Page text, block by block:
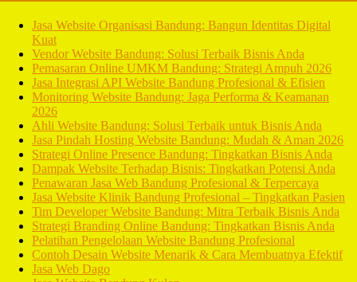
Jasa Website Organisasi Bandung: Bangun Identitas Digital
Kuat
Vendor Website Bandung: Solusi Terbaik Bisnis Anda
Pemasaran Online UMKM Bandung: Strategi Ampuh 2026
Jasa Integrasi API Website Bandung Profesional & Efisien
Monitoring Website Bandung: Jaga Performa & Keamanan
2026
Ahli Website Bandung: Solusi Terbaik untuk Bisnis Anda
Jasa Pindah Hosting Website Bandung: Mudah & Aman 2026
Strategi Online Presence Bandung: Tingkatkan Bisnis Anda
Dampak Website Terhadap Bisnis: Tingkatkan Potensi Anda
Penawaran Jasa Web Bandung Profesional & Terpercaya
Jasa Website Klinik Bandung Profesional – Tingkatkan Pasien
Tim Developer Website Bandung: Mitra Terbaik Bisnis Anda
Strategi Branding Online Bandung: Tingkatkan Bisnis Anda
Pelatihan Pengelolaan Website Bandung Profesional
Contoh Desain Website Menarik & Cara Membuatnya Efektif
Jasa Web Dago